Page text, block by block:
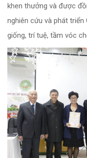
khen thưởng và được
nghiên cứu và phát triển
giống, trí tuệ, tầm vóc